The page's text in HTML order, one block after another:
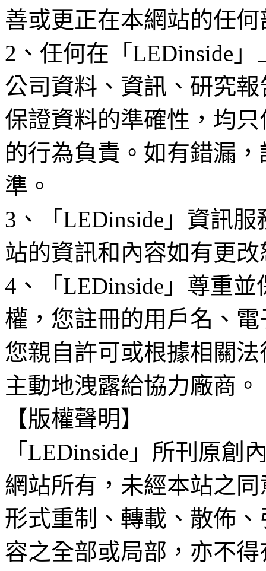
善或更正在本網站的任
2、任何在「LEDinside
公司資料、資訊、研究
保證資料的準確性，均
的行為負責。如有錯漏
準。
3、「LEDinside」資訊
站的資訊和內容如有更
4、「LEDinside」尊重
權，您註冊的用戶名、
您親自許可或根據相關
主動地洩露給協力廠商。
【版權聲明】
「LEDinside」所刊原創
網站所有，未經本站之
形式重制、轉載、散佈
容之全部或局部，亦不